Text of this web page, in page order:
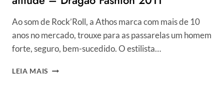
Ao som de Rock’Roll, a Athos marca com mais de 10
anos no mercado, trouxe para as passarelas um homem
forte, seguro, bem-sucedido. O estilista…
LEIA MAIS ATHOS